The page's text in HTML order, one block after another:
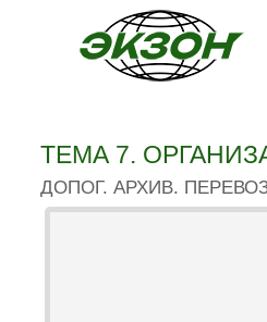
ТЕМА 7.
ДОПОГ. АРХИВ.